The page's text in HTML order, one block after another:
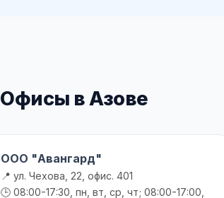
Офисы в Азове
ООО "Авангард"
📍 ул. Чехова, 22, офис. 401
🕒 08:00-17:30, пн, вт, ср, чт; 08:00-17:00,